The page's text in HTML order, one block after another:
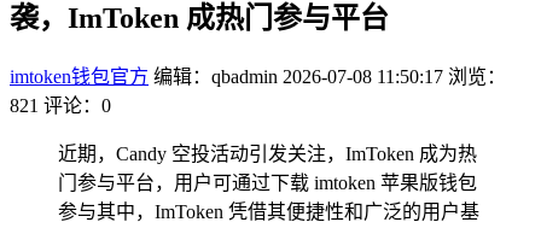
袭，ImToken 成热门参与平台
imtoken钱包官方 编辑：qbadmin 2026-07-08 11:50:17 浏览：
821 评论：0
近期，Candy 空投活动引发关注，ImToken 成为热
门参与平台，用户可通过下载 imtoken 苹果版钱包
参与其中，ImToken 凭借其便捷性和广泛的用户基